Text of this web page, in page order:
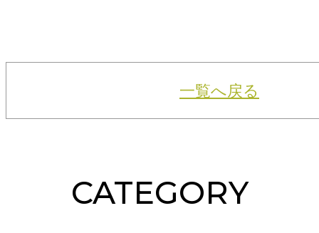
一覧へ戻る
CATEGORY